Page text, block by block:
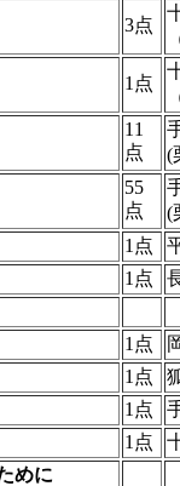
3点
1点
11
点
(
55
点
(
1点
1点
1点
1点
1点
1点
めに